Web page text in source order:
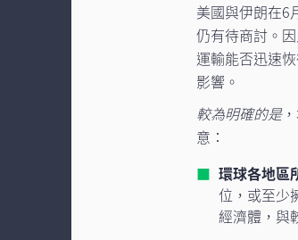
美國與伊朗在6
仍有待商討。
運輸能否迅速
影響。
較為明確的是
意：
環球各地區
位，或至少
經濟體，與